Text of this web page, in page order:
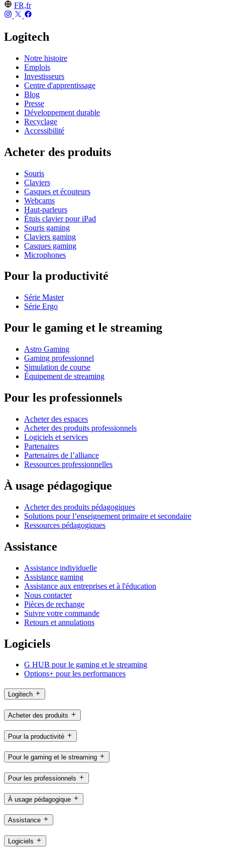
FR,fr
Logitech
Notre histoire
Emplois
Investisseurs
Centre d'apprentissage
Blog
Presse
Développement durable
Recyclage
Accessibilité
Acheter des produits
Souris
Claviers
Casques et écouteurs
Webcams
Haut-parleurs
Étuis clavier pour iPad
Souris gaming
Claviers gaming
Casques gaming
Microphones
Pour la productivité
Série Master
Série Ergo
Pour le gaming et le streaming
Astro Gaming
Gaming professionnel
Simulation de course
Équipement de streaming
Pour les professionnels
Acheter des espaces
Acheter des produits professionnels
Logiciels et services
Partenaires
Partenaires de l’alliance
Ressources professionnelles
À usage pédagogique
Acheter des produits pédagogiques
Solutions pour l’enseignement primaire et secondaire
Ressources pédagogiques
Assistance
Assistance individuelle
Assistance gaming
Assistance aux entreprises et à l'éducation
Nous contacter
Pièces de rechange
Suivre votre commande
Retours et annulations
Logiciels
G HUB pour le gaming et le streaming
Options+ pour les performances
Logitech
Acheter des produits
Pour la productivité
Pour le gaming et le streaming
Pour les professionnels
À usage pédagogique
Assistance
Logiciels